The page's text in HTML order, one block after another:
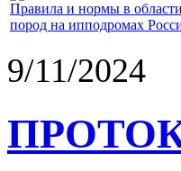
Правила и нормы в
пород на ипподромах
9/11/2024